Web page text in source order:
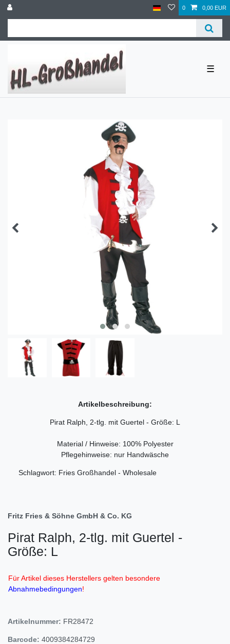
0 0,00 EUR
☰
Artikelbeschreibung:
Pirat Ralph, 2-tlg. mit Guertel - Größe: L
Material / Hinweise: 100% Polyester
Pflegehinweise: nur Handwäsche
Schlagwort: Fries Großhandel - Wholesale
Fritz Fries & Söhne GmbH & Co. KG
Pirat Ralph, 2-tlg. mit Guertel -
Größe: L
Für Artikel dieses Herstellers gelten besondere
Abnahmebedingungen!
Artikelnummer: FR28472
Barcode: 4009384284729